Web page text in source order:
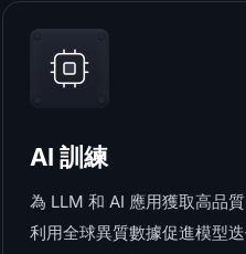
AI 訓練
為 LLM 和 AI 應用獲取高品質
利用全球異質數據促進模型迭